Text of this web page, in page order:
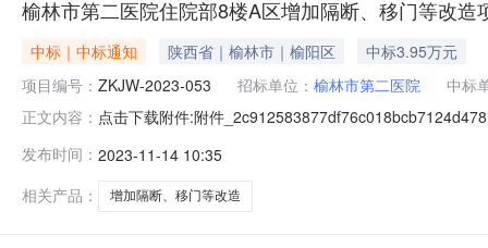
榆林市第二医院住院部8楼A区增加隔断、移门等改造
中标｜中标通知 陕西省｜榆林市｜榆阳区
中标3.95万元
项目编号： ZKJW-2023-053 招标单位： 榆林市第二医院
中标
正文内容： 点击下载附件:附件
日。三、监督部门本招标项目的监督部门为榆林市第二
发布时间： 2023-11-14 10:35
相关产品：
增加隔断、移门等改造